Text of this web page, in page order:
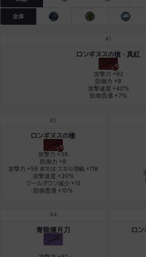
ダイリン ダニエル ダルコ
ナディン ニア
ヒスイ ヒョヌ
フィオラ
ヘイズ ヘジン ヘンリー
ミルカ
全体
#1
ロンギヌスの槍 - 真紅
攻撃力 +92
防御力 +8
攻撃速度 +40%
防御貫通 +7%
#2
ロンギヌスの槍
攻撃力 +36
防御力 +8
攻撃力 +59 または スキル増幅 +118
攻撃速度 +30%
クールダウン減少 +15
防御貫通 +10%
#4
青龍偃月刀 ロ